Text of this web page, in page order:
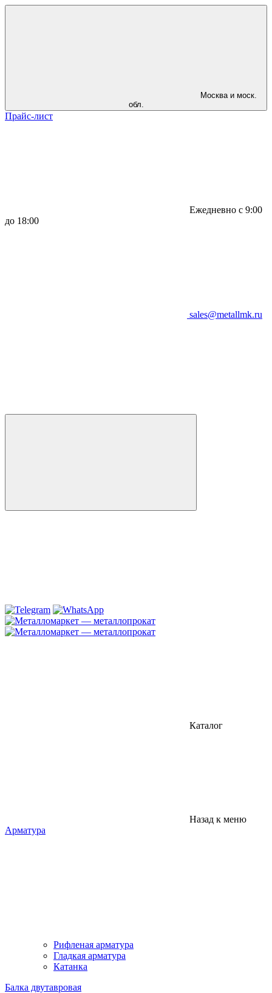
Москва и моск.
обл.
Прайс-лист
Ежедневно с 9:00
до 18:00
sales@metallmk.ru
Каталог
Назад к меню
Арматура
Рифленая арматура
Гладкая арматура
Катанка
Балка двутавровая